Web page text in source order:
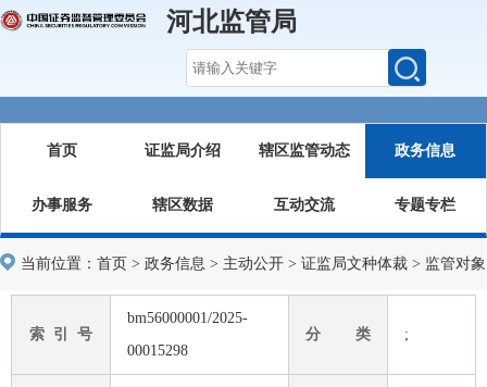
河北监管局
首页 证监局介绍 辖区监管动态 政务信息
办事服务 辖区数据 互动交流 专题专栏
当前位置： 首页 > 政务信息 > 主动公开 > 证监局文种体裁 > 监管对象
索 引 号
bm56000001/2025-
00015298
分 类 ;